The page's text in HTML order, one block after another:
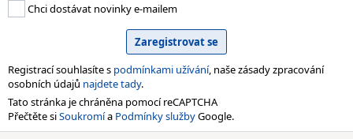
Chci dostávat novinky e-mailem
Registrací souhlasíte s podmínkami užívání, naše zásady zpracování
osobních údajů najdete tady.
Tato stránka je chráněna pomocí reCAPTCHA
Přečtěte siSoukromía Podmínky službyGoogle.